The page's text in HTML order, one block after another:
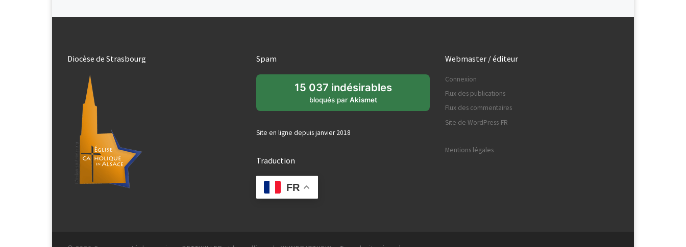
Diocèse de Strasbourg Spam
15 037 indésirables
bloqués par Akismet
Site en ligne depuis janvier 2018
Traduction
FR
Webmaster / éditeur
Connexion
Flux des publications
Flux des commentaires
Site de WordPress-FR
Mentions légales